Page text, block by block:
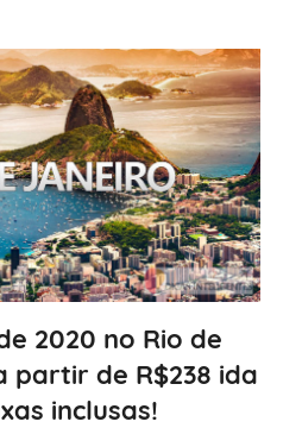
2020 no Rio de
partir de R$238 ida
inclusas!